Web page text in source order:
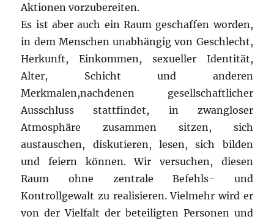
Aktionen vorzubereiten.
Es ist aber auch ein Raum geschaffen worden,
in dem Menschen unabhängig von Geschlecht,
Herkunft, Einkommen, sexueller Identität,
Alter, Schicht und anderen
Merkmalen,nachdenen gesellschaftlicher
Ausschluss stattfindet, in zwangloser
Atmosphäre zusammen sitzen, sich
austauschen, diskutieren, lesen, sich bilden
und feiern können. Wir versuchen, diesen
Raum ohne zentrale Befehls- und
Kontrollgewalt zu realisieren. Vielmehr wird er
von der Vielfalt der beteiligten Personen und